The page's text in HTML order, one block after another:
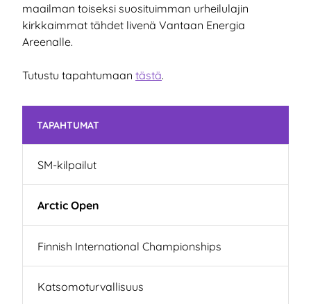
maailman toiseksi suosituimman urheilulajin
kirkkaimmat tähdet livenä Vantaan Energia
Areenalle.
Tutustu tapahtumaan tästä.
Ohita valikko
TAPAHTUMAT
SM-kilpailut
Arctic Open
Finnish International Championships
Katsomoturvallisuus